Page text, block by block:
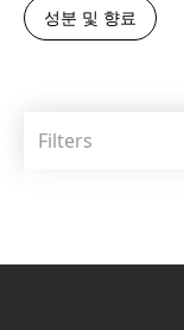
성분 및 향료
Filters